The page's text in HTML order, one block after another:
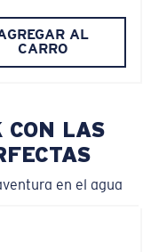
AL
CARRO
CON LAS
en el agua